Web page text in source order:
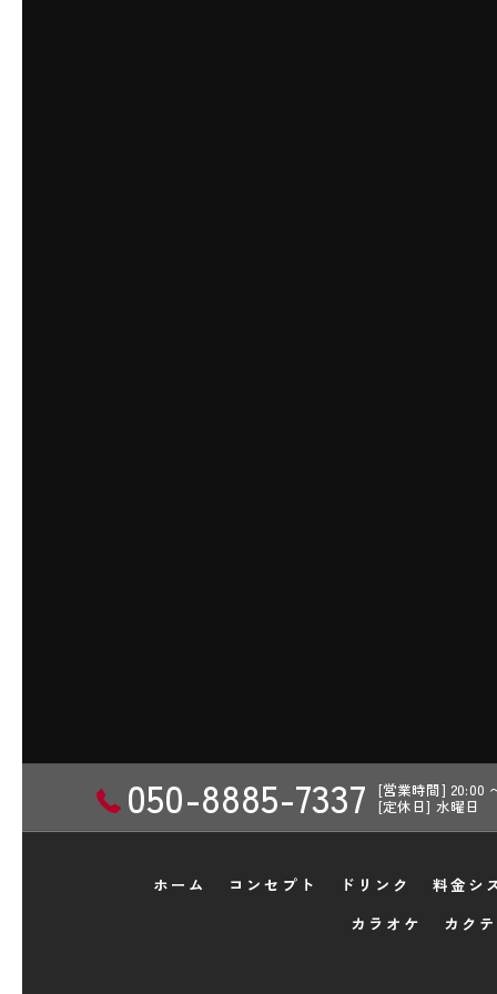
050-8885-7337 [営業時間] 20:00
[定休日] 水曜日
ホーム コンセプト ドリンク 料金シ
カラオケ
カク